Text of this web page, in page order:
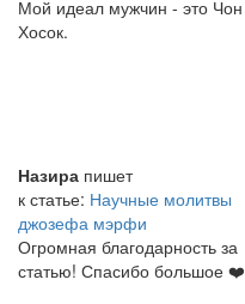
Мой идеал мужчин - это Чон
Хосок.
Назира пишет
к статье: Научные молитвы
джозефа мэрфи
Огромная благодарность за
статью! Спасибо большое ❤️